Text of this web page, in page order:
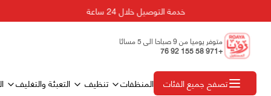
خدمة التوصيل خلال 24 ساعة
متوفر يوميا من 9 صباحا الى 5 مسائا
+971 58 155 92 76
تصفح جميع الفئات المنظفات تنظيف التعبئة والتغليف